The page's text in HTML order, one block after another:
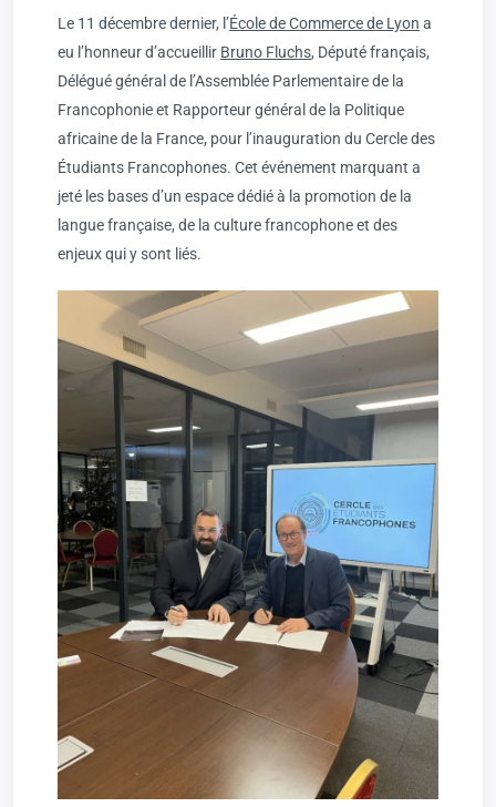
Le 11 décembre dernier, l’École de Commerce de Lyon a
eu l’honneur d’accueillir Bruno Fluchs, Député français,
Délégué général de l’Assemblée Parlementaire de la
Francophonie et Rapporteur général de la Politique
africaine de la France, pour l’inauguration du Cercle des
Étudiants Francophones. Cet événement marquant a
jeté les bases d’un espace dédié à la promotion de la
langue française, de la culture francophone et des
enjeux qui y sont liés.